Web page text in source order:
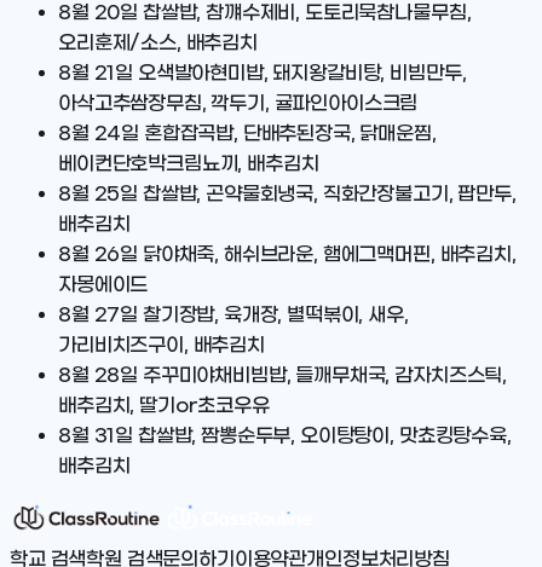
8월 20일 찹쌀밥, 참꺠수제비, 도토리묵참나물무침,
오리훈제/소스, 배추김치
8월 21일 오색발아현미밥, 돼지왕갈비탕, 비빔만두,
아삭고추쌈장무침, 깍두기, 귤파인아이스크림
8월 24일 혼합잡곡밥, 단배추된장국, 닭매운찜,
베이컨단호박크림뇨끼, 배추김치
8월 25일 찹쌀밥, 곤약물회냉국, 직화간장불고기, 팝만두,
배추김치
8월 26일 닭야채죽, 해쉬브라운, 햄에그맥머핀, 배추김치,
자몽에이드
8월 27일 찰기장밥, 육개장, 별떡볶이, 새우,
가리비치즈구이, 배추김치
8월 28일 주꾸미야채비빔밥, 들깨무채국, 감자치즈스틱,
배추김치, 딸기or초코우유
8월 31일 찹쌀밥, 짬뽕순두부, 오이탕탕이, 맛쵸킹탕수육,
배추김치
학교 검색학원 검색문의하기 이용약관개인정보처리방침